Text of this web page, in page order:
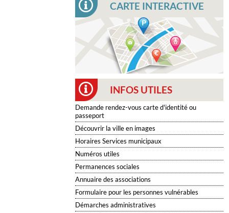
CARTE INTERACTIVE
INFOS UTILES
Demande rendez-vous carte d'identité ou
passeport
Découvrir la ville en images
Horaires Services municipaux
Numéros utiles
Permanences sociales
Annuaire des associations
Formulaire pour les personnes vulnérables
Démarches administratives